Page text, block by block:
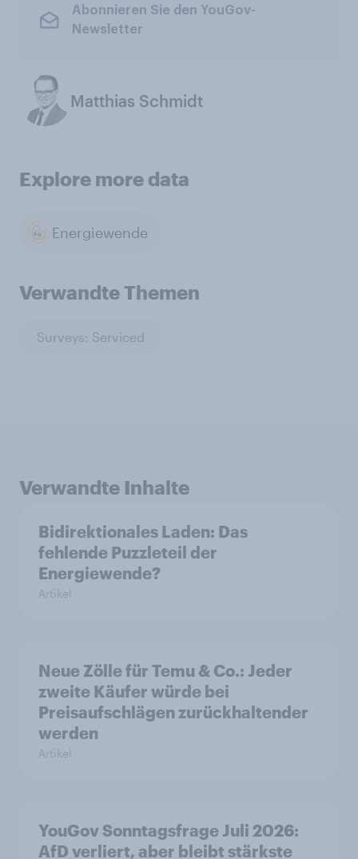
Abonnieren Sie den YouGov-
Newsletter
Matthias Schmidt
Explore more data
Energiewende
Verwandte Themen
Surveys: Serviced
Verwandte Inhalte
Bidirektionales Laden: Das
fehlende Puzzleteil der
Energiewende?
Artikel
Neue Zölle für Temu & Co.: Jeder
zweite Käufer würde bei
Preisaufschlägen zurückhaltender
werden
Artikel
YouGov Sonntagsfrage Juli 2026:
AfD verliert, aber bleibt stärkste